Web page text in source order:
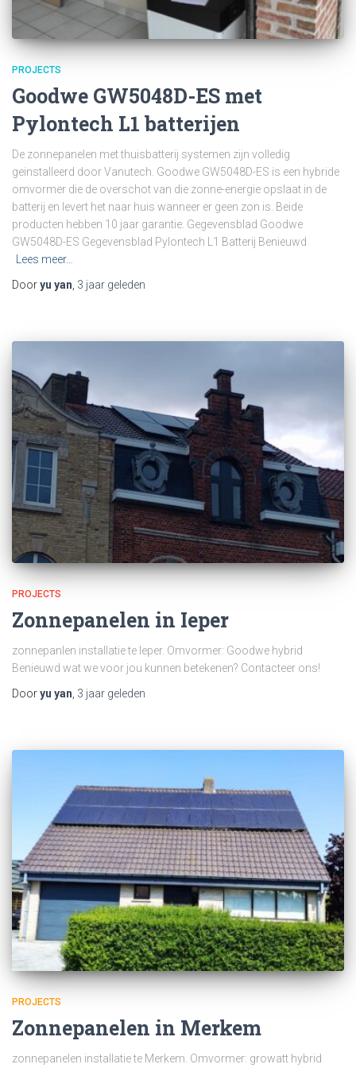
PROJECTS
Goodwe GW5048D-ES met
Pylontech L1 batterijen
De zonnepanelen met thuisbatterij systemen zijn volledig
geinstalleerd door Vanutech. Goodwe GW5048D-ES is een hybride
omvormer die de overschot van die zonne-energie opslaat in de
batterij en levert het naar huis wanneer er geen zon is. Beide
producten hebben 10 jaar garantie. Gegevensblad Goodwe
GW5048D-ES Gegevensblad Pylontech L1 Batterij Benieuwd
Lees meer…
Dooryu yan 3 jaar geleden
PROJECTS
Zonnepanelen in Ieper
zonnepanlen installatie te Ieper. Omvormer: Goodwe hybrid
Benieuwd wat we voor jou kunnen betekenen? Contacteer ons!
Dooryu yan 3 jaar geleden
PROJECTS
Zonnepanelen in Merkem
zonnepanelen installatie te Merkem. Omvormer: growatt hybrid